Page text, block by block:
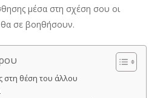
μέσα στη σχέση σου οι
θα σε βοηθήσουν.
στη θέση του άλλου